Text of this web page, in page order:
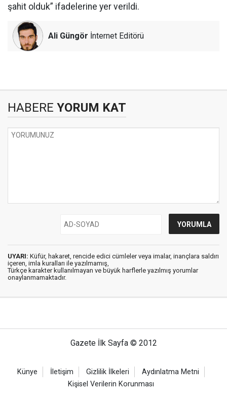
şahit olduk” ifadelerine yer verildi.
Ali Güngör İnternet Editörü
HABERE YORUM KAT
UYARI: Küfür, hakaret, rencide edici cümleler veya imalar, inançlara saldırı
içeren, imla kuralları ile yazılmamış,
Türkçe karakter kullanılmayan ve büyük harflerle yazılmış yorumlar
onaylanmamaktadır.
Gazete İlk Sayfa © 2012
Künye İletişim Gizlilik İlkeleri
Aydınlatma Metni
Kişisel Verilerin Korunması